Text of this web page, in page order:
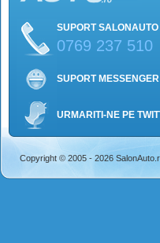
SUPORT SALONAUTO
0769 237 510
SUPORT MESSENGER
URMARITI-NE PE
Copyright © 2005 - 2026